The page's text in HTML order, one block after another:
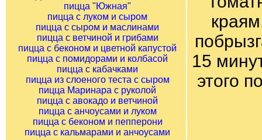
пицца "Южная"
пицца с луком и сыром
пицца с сыром и маслинами
пицца с ветчиной и грибами
пицца с беконом и цветной капустой
пицца с помидорами и колбасой
пицца с кабачками
пицца из слоеного теста с сыром
пицца Маринара с руколой
пицца с авокадо и ветчиной
пицца с анчоусами и луком
пицца с беконом и пепперони
пицца с кальмарами и анчоусами
15
этого